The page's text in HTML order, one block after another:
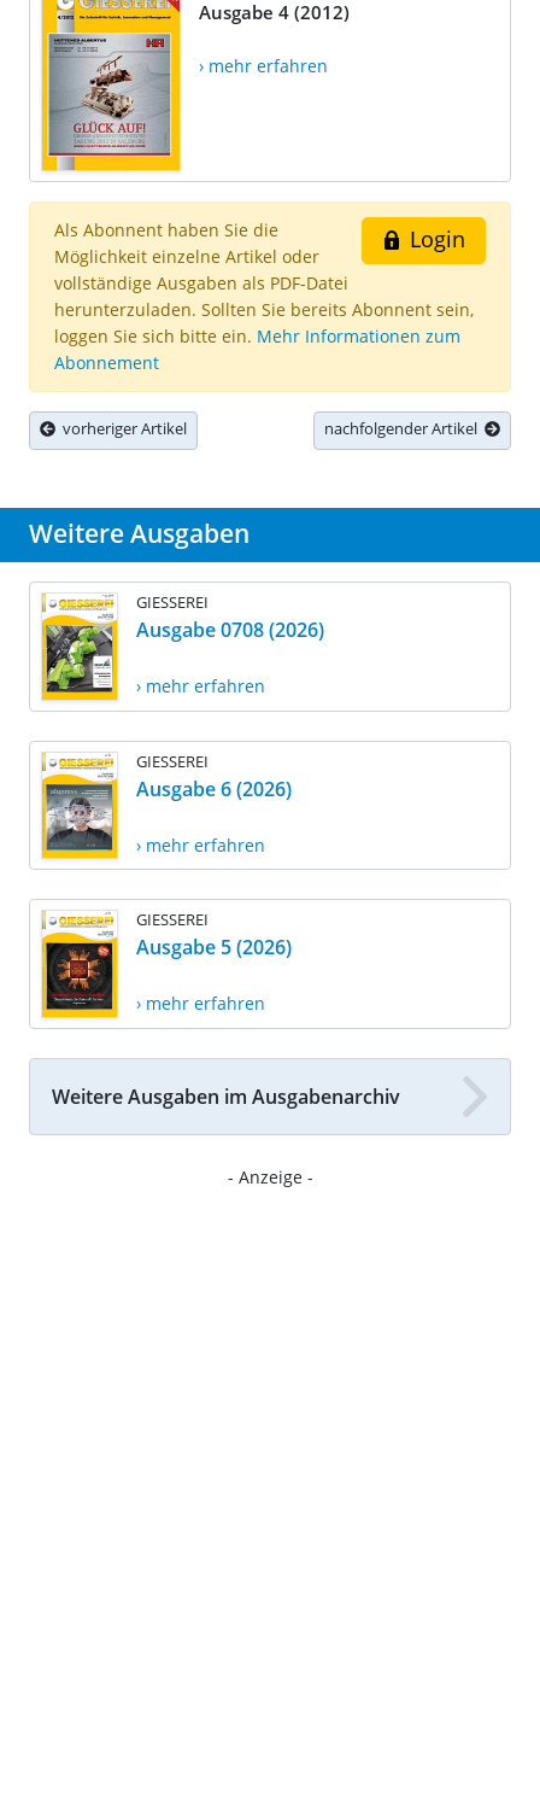
Ausgabe 4 (2012)
› mehr erfahren
Login
Als Abonnent haben Sie die
Möglichkeit einzelne Artikel oder
vollständige Ausgaben als PDF-Datei
herunterzuladen. Sollten Sie bereits Abonnent sein,
loggen Sie sich bitte ein. Mehr Informationen zum
Abonnement
vorheriger Artikel nachfolgender Artikel
Weitere Ausgaben
GIESSEREI
Ausgabe 0708 (2026)
› mehr erfahren
GIESSEREI
Ausgabe 6 (2026)
› mehr erfahren
GIESSEREI
Ausgabe 5 (2026)
› mehr erfahren
Weitere Ausgaben im Ausgabenarchiv
- Anzeige -